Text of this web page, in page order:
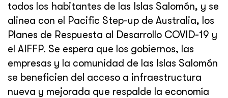
todos los habitantes de las Islas Salomón, y se
alinea con el Pacific Step-up de Australia, los
Planes de Respuesta al Desarrollo COVID-19 y
el AIFFP. Se espera que los gobiernos, las
empresas y la comunidad de las Islas Salomón
se beneficien del acceso a infraestructura
nueva y mejorada que respalde la economía